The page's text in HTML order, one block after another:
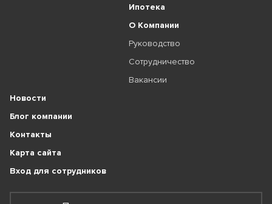
Ипотека
О Компании
Руководство
Сотрудничество
Вакансии
Новости
Блог компании
Контакты
Карта сайта
Вход для сотрудников